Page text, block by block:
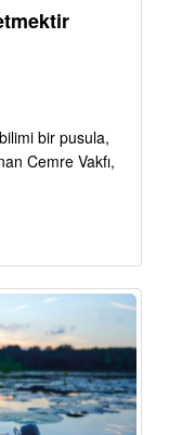
bir pusula,
Cemre Vakfı,